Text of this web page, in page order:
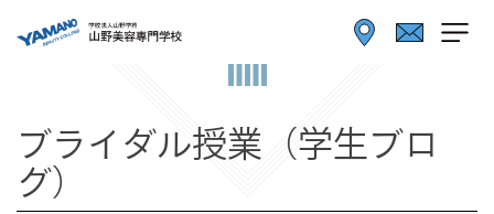
ブライダル授業（学生ブロ
グ）